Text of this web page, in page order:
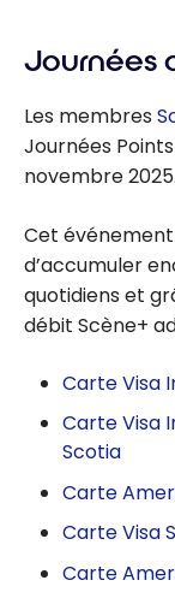
Journées
Les membres
Journées
novembre 2025.
Cet
d’accumuler
quotidiens et
débit Scène+
Carte Visa
Carte Visa
Scotia
Carte
Carte Visa
Carte